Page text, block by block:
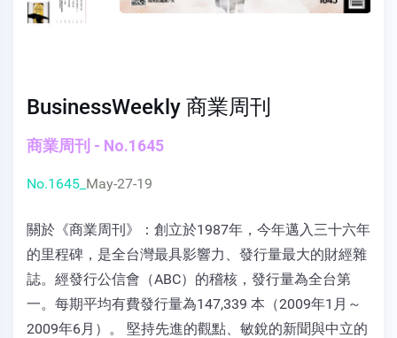
BusinessWeekly 商業周刊
商業周刊 - No.1645
No.1645_ May-27-19
關於《商業周刊》：創立於1987年，今年邁入三十六年
的里程碑，是全台灣最具影響力、發行量最大的財經雜
誌。經發行公信會（ABC）的稽核，發行量為全台第
一。每期平均有費發行量為147,339 本（2009年1月～
2009年6月）。 堅持先進的觀點、敏銳的新聞與中立的